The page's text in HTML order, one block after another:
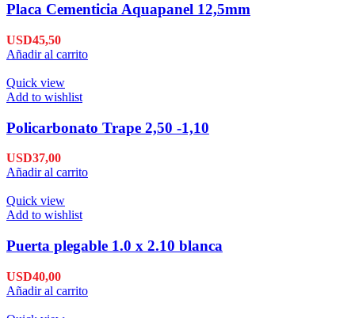
Placa Cementicia Aquapanel 12,5mm
USD45,50
Añadir al carrito
Quick view
Add to wishlist
Policarbonato Trape 2,50 -1,10
USD37,00
Añadir al carrito
Quick view
Add to wishlist
Puerta plegable 1.0 x 2.10 blanca
USD40,00
Añadir al carrito